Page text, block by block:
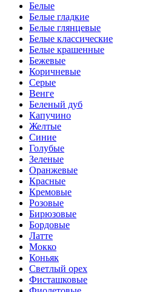
Белые
Белые гладкие
Белые глянцевые
Белые классические
Белые крашенные
Бежевые
Коричневые
Серые
Венге
Беленый дуб
Капучино
Желтые
Синие
Голубые
Зеленые
Оранжевые
Красные
Кремовые
Розовые
Бирюзовые
Бордовые
Латте
Мокко
Коньяк
Светлый орех
Фисташковые